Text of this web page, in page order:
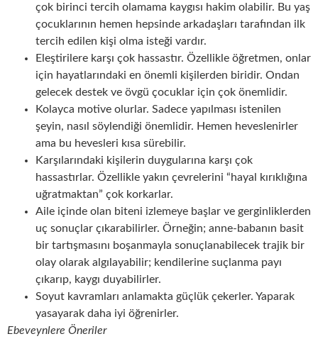
çok birinci tercih olamama kaygısı hakim olabilir. Bu yaş
çocuklarının hemen hepsinde arkadaşları tarafından ilk
tercih edilen kişi olma isteği vardır.
Eleştirilere karşı çok hassastır. Özellikle öğretmen, onlar
için hayatlarındaki en önemli kişilerden biridir. Ondan
gelecek destek ve övgü çocuklar için çok önemlidir.
Kolayca motive olurlar. Sadece yapılması istenilen
şeyin, nasıl söylendiği önemlidir. Hemen heveslenirler
ama bu hevesleri kısa sürebilir.
Karşılarındaki kişilerin duygularına karşı çok
hassastırlar. Özellikle yakın çevrelerini “hayal kırıklığına
uğratmaktan” çok korkarlar.
Aile içinde olan biteni izlemeye başlar ve gerginliklerden
uç sonuçlar çıkarabilirler. Örneğin; anne-babanın basit
bir tartışmasını boşanmayla sonuçlanabilecek trajik bir
olay olarak algılayabilir; kendilerine suçlanma payı
çıkarıp, kaygı duyabilirler.
Soyut kavramları anlamakta güçlük çekerler. Yaparak
yasayarak daha iyi öğrenirler.
Ebeveynlere Öneriler